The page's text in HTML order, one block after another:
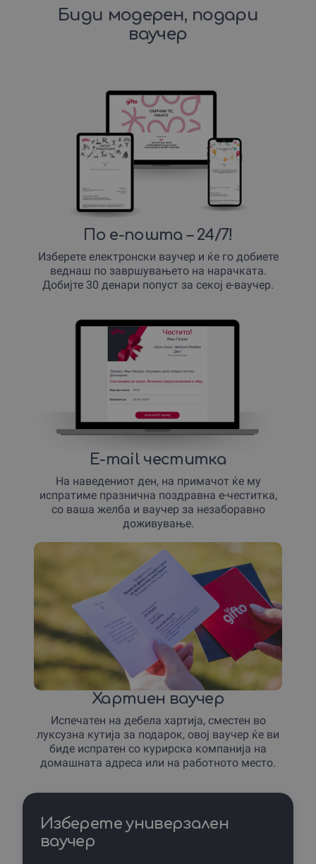
Биди модерен, подари
ваучер
По е-пошта – 24/7!
Изберете електронски ваучер и ќе го добиете
веднаш по завршувањето на нарачката.
Добијте 30 денари попуст за секој е-ваучер.
E-mail честитка
На наведениот ден, на примачот ќе му
испратиме празнична поздравна е-честитка,
со ваша желба и ваучер за незаборавно
доживување.
Хартиен ваучер
Испечатен на дебела хартија, сместен во
луксузна кутија за подарок, овој ваучер ќе ви
биде испратен со курирска компанија на
домашната адреса или на работното место.
Изберете универзален
ваучер